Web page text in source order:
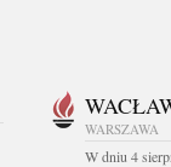
WARSZAWA
W dniu 4